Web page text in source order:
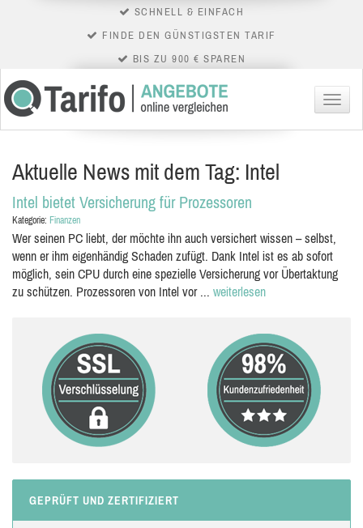
SCHNELL & EINFACH
FINDE DEN GÜNSTIGSTEN TARIF
BIS ZU 900 € SPAREN
Menü
Aktuelle News mit dem Tag: Intel
Intel bietet Versicherung für Prozessoren
Kategorie: Finanzen
Wer seinen PC liebt, der möchte ihn auch versichert wissen – selbst,
wenn er ihm eigenhändig Schaden zufügt. Dank Intel ist es ab sofort
möglich, sein CPU durch eine spezielle Versicherung vor Übertaktung
zu schützen. Prozessoren von Intel vor ... weiterlesen
GEPRÜFT UND ZERTIFIZIERT